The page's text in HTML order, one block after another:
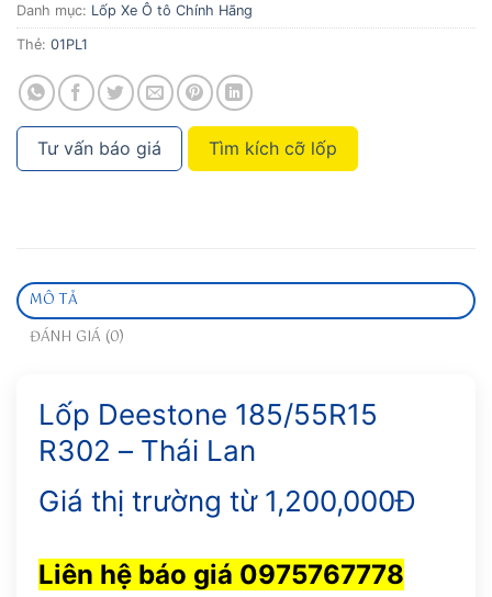
Danh mục: Lốp Xe Ô tô Chính Hãng
Thẻ: 01PL1
Tư vấn báo giá Tìm kích cỡ lốp
MÔ TẢ
ĐÁNH GIÁ (0)
Lốp Deestone 185/55R15
R302 – Thái Lan
Giá thị trường từ 1,200,000Đ
Liên hệ báo giá 0975767778